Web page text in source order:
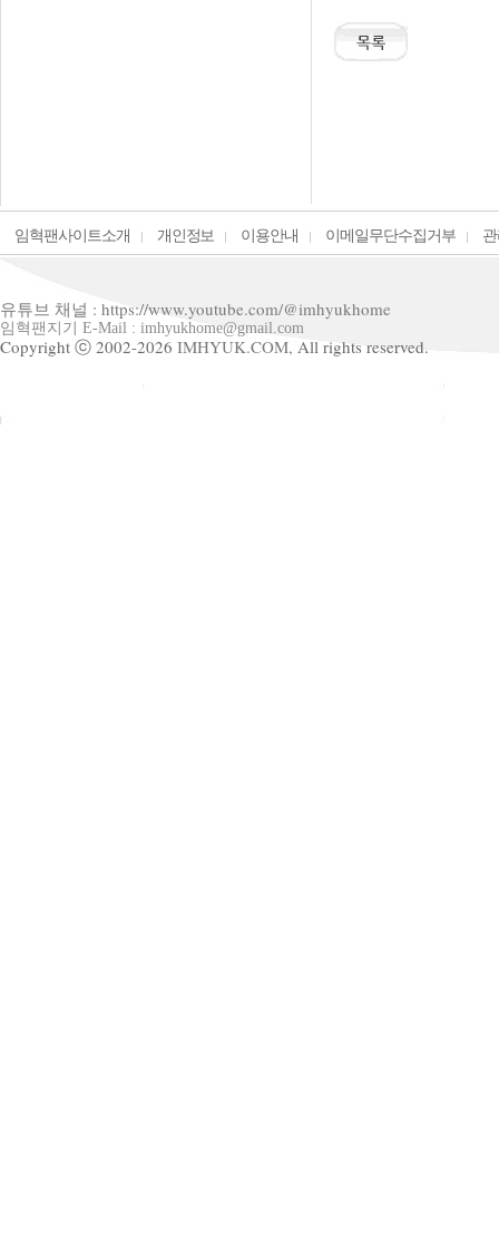
임혁팬사이트소개 개인정보 이용안내 이메일무단수집거부
유튜브 채널 : https://www.youtube.com/@imhyukhome
임혁팬지기 E-Mail : imhyukhome@gmail.com
Copyright ⓒ 2002-2026 IMHYUK.COM, All rights reserved.